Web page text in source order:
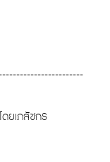
ยเภสัชกร